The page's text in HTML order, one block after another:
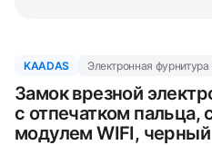
KAADAS Электронная фурнитура
Замок врезной
с отпечатком пальца,
модулем WIFI, черный